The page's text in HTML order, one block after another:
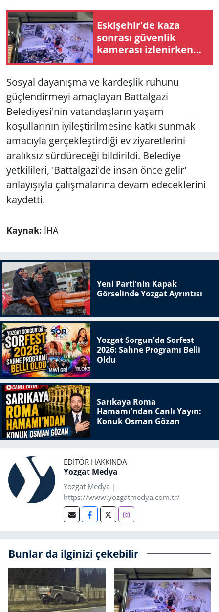
Eskişehir'de kaza
sonrası güvenlik
kamerası izlenirken
bıçaklı kavga: 2 yaralı
Sosyal dayanışma ve kardeşlik ruhunu
güçlendirmeyi amaçlayan Battalgazi
Belediyesi'nin vatandaşların yaşam
koşullarının iyileştirilmesine katkı sunmak
amacıyla gerçekleştirdiği ev ziyaretlerini
aralıksız sürdüreceği bildirildi. Belediye
yetkilileri, 'Battalgazi'de insan önce gelir'
anlayışıyla çalışmalarına devam edeceklerini
kaydetti.
Kaynak: İHA
Yeni Parti'nin Kapak
Görselinde Yozgat Ayrıntısı
Yozgat Sorgun'da Sorfest
2026: Sahne Programı Belli
Oldu
Sarıkaya Roma
Hamamı'ndan Canlı Yayın:
Konuk Osman Gözan
EDITÖR HAKKINDA
Yozgat Medya
Yozgat Medya |
https://www.yozgatmedya.com.tr/
Bunlar da ilginizi çekebilir